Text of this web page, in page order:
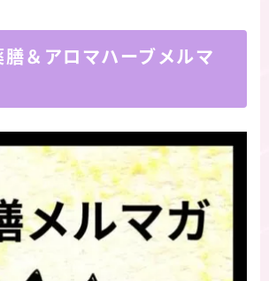
膳＆アロマハーブメルマ